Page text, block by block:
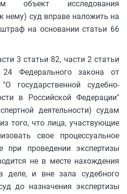
объект исследования
нему) суд вправе наложить на
на основании статьи 66
3 статьи 82, части 2 статьи
Федерального закона от
государственной судебно-
в Российской Федерации"
деятельности) судам
того, что лица, участвующие
свое процессуальное
при проведении экспертизы
не в месте нахождения
деле, и вне зала судебного
до назначения экспертизы